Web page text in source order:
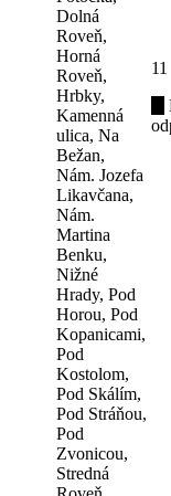
Dolná
Roveň,
Horná
Roveň,
Hrbky,
Kamenná
ulica, Na
Bežan,
Nám. Jozefa
Likavčana,
Nám.
Martina
Benku,
Nižné
Hrady, Pod
Horou, Pod
Kopanicami,
Pod
Kostolom,
Pod Skálím,
Pod Stráňou,
Pod
Zvonicou,
Stredná
11